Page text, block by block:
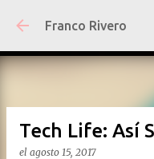
Ir al
Franco Rivero
Tech Life: Así
el agosto 15, 2017